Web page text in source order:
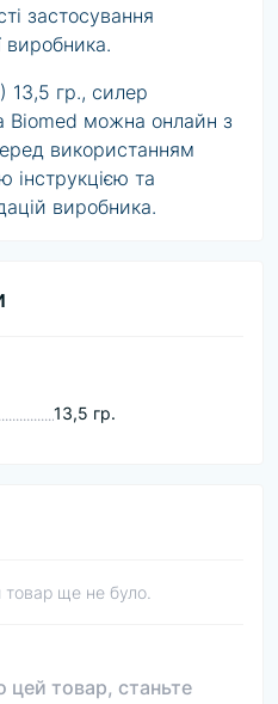
застосування
виробника.
13,5 гр., силер
Biomed можна онлайн з
використанням
інструкцією та
виробника.
13,5 гр.
товар ще не було.
цей товар, станьте